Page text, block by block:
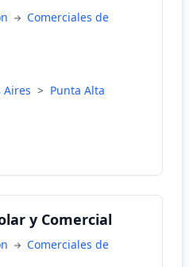
Comerciales de
Aires > Punta Alta
y Comercial
Comerciales de